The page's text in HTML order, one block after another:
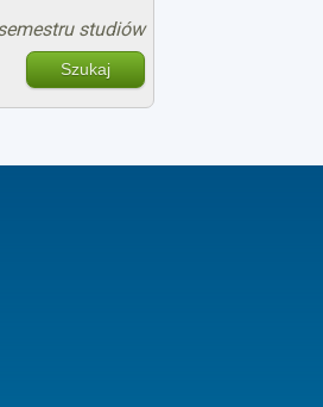
studiów